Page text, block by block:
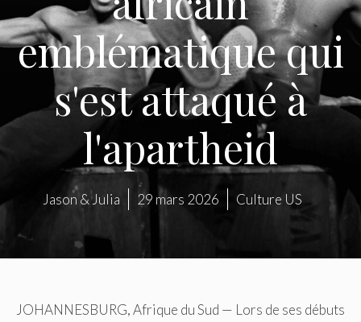
emblématique qui
s'est attaqué à
l'apartheid
Jason & Julia 29 mars 2026 Culture US
JOHANNESBURG, Afrique du Sud — Lors de ses débuts